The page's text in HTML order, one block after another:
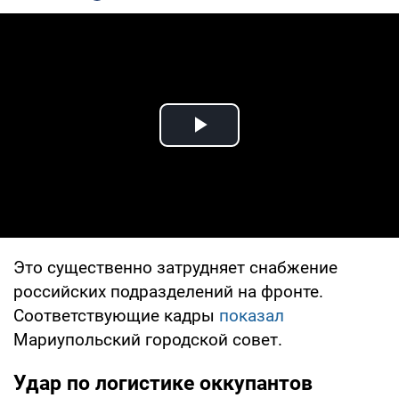
Play Video
Это существенно затрудняет снабжение
российских подразделений на фронте.
Соответствующие кадры показал
Мариупольский городской совет.
Удар по логистике оккупантов